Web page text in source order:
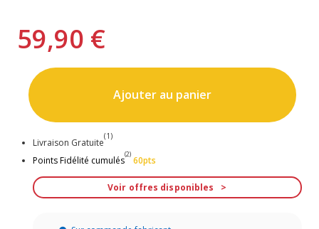
59,90 €
Ajouter au panier
Livraison Gratuite
(1)
Points Fidélité cumulés
(2)
60pts
Voir offres disponibles